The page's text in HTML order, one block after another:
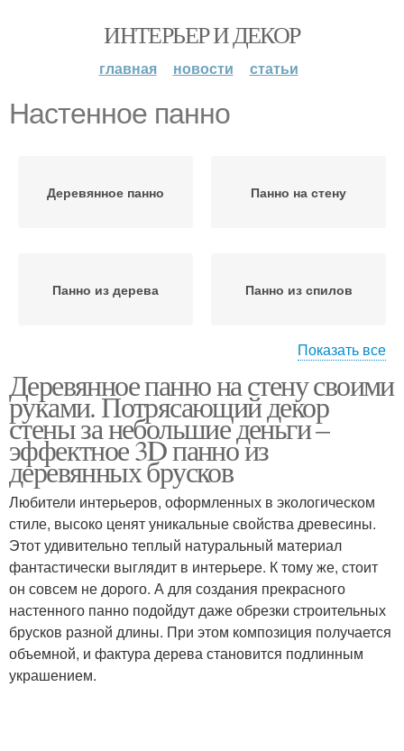
ИНТЕРЬЕР И ДЕКОР
главная новости статьи
Настенное панно
Деревянное панно Панно на стену
Панно из дерева Панно из спилов
Панно из досок Декоративное панно
Показать все
Деревянное панно на стену своими
руками. Потрясающий декор
стены за небольшие деньги –
эффектное 3D панно из
деревянных брусков
Любители интерьеров, оформленных в экологическом
стиле, высоко ценят уникальные свойства древесины.
Этот удивительно теплый натуральный материал
фантастически выглядит в интерьере. К тому же, стоит
он совсем не дорого. А для создания прекрасного
настенного панно подойдут даже обрезки строительных
брусков разной длины. При этом композиция получается
объемной, и фактура дерева становится подлинным
украшением.